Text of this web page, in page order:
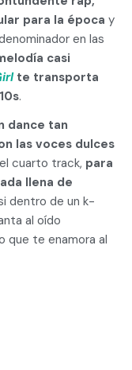
para la época y
en las
casi
te transporta
.
dance tan
las voces dulces
cuarto track, para
llena de
dentro de un k-
al oído
que te enamora al